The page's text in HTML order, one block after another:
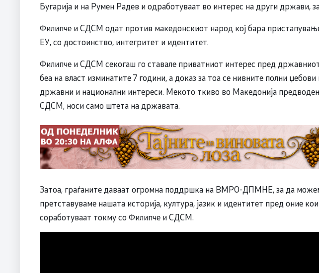
Бугарија и на Румен Радев и одработуваат во интерес на други држави,
Филипче и СДСM одат против македонскиот народ кој бара
ЕУ, со достоинство, интегритет и идентитет.
Филипче и СДСM секогаш го ставале приватниот интерес пред
беа на власт изминатите 7 години, а доказ за тоа се нивните полни
државни и национални интереси. Мекото ткиво во Македонија
СДСM, носи само штета на државата.
Затоа, граѓаните даваат огромна поддршка на ВМРО-ДПМНЕ, за да
претставуваме нашата историја, култура, јазик и идентитет пред оние
соработуваат токму со Филипче и СДСM.